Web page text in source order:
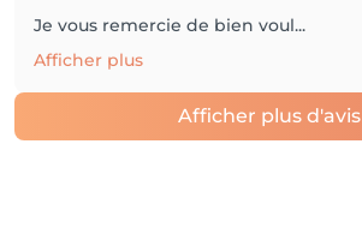
Je vous remercie de bien voul...
Afficher plus
Afficher plus d'avis